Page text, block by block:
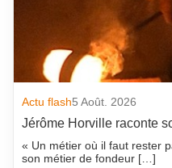
Actu flash5 Août. 2026
Jérôme Horville raconte
« Un métier où il faut rester
son métier de fondeur […]